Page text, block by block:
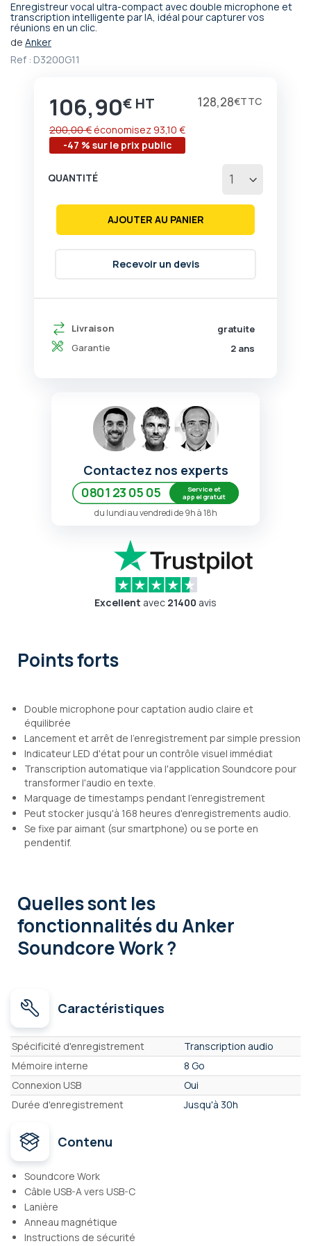
Enregistreur vocal ultra-compact avec double microphone et
transcription intelligente par IA, idéal pour capturer vos
réunions en un clic.
de Anker
Ref : D3200G11
Prix
106,90€ 128,28€
-47 % sur le prix public
200,00 € économisez 93,10 €
Livraison
gratuite
Garantie
2 ans
QUANTITÉ
AJOUTER AU PANIER
Recevoir un devis
Passer
au
début
de
d’images
Contactez nos experts
0801 23 05 05
Service et
appel gratuit
du lundi au vendredi de 9h à 18h
Excellent avec 21400 avis
Points forts
Double microphone pour captation audio claire et
équilibrée
Lancement et arrêt de l'enregistrement par simple pression
Indicateur LED d'état pour un contrôle visuel immédiat
Transcription automatique via l'application Soundcore pour
transformer l'audio en texte.
Marquage de timestamps pendant l'enregistrement
Peut stocker jusqu'à 168 heures d'enregistrements audio.
Se fixe par aimant (sur smartphone) ou se porte en
pendentif.
Quelles sont les
fonctionnalitésdu Anker
Soundcore Work ?
Caractéristiques
Caractéristiques
Spécificité d'enregistrement
Transcription audio
Mémoire interne
8 Go
Connexion USB
Oui
Durée d'enregistrement
Jusqu'à 30h
Contenu
Soundcore Work
Câble USB-A vers USB-C
Lanière
Anneau magnétique
Instructions de sécurité